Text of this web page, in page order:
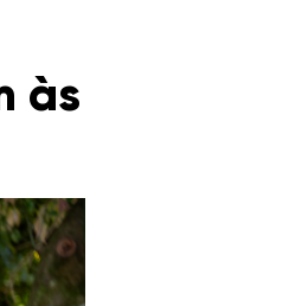
às